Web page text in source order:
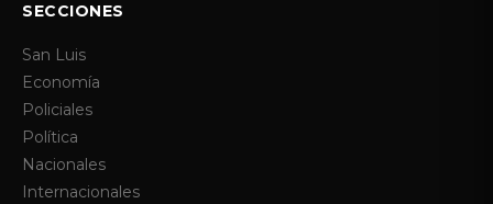
SECCIONES
San Luis
Economía
Policiales
Política
Nacionales
Internacionales